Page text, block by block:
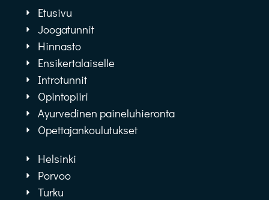
Etusivu
Joogatunnit
Hinnasto
Ensikertalaiselle
Introtunnit
Opintopiiri
Ayurvedinen paineluhieronta
Opettajankoulutukset
Helsinki
Porvoo
Turku